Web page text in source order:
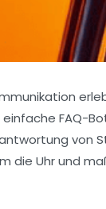
FAQ-
von
die Uhr und